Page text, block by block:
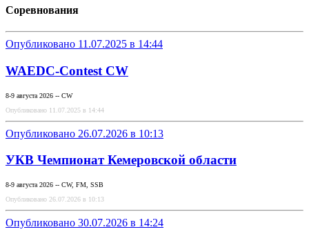
Соревнования
Опубликовано 11.07.2025 в 14:44
WAEDC-Contest CW
8-9 августа 2026 -- CW
Опубликовано 11.07.2025 в 14:44
Опубликовано 26.07.2026 в 10:13
УКВ Чемпионат Кемеровской области
8-9 августа 2026 -- CW, FM, SSB
Опубликовано 26.07.2026 в 10:13
Опубликовано 30.07.2026 в 14:24